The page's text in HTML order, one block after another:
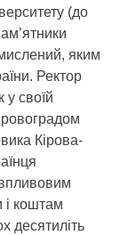
(до
яким
Ректор
у своїй
Кірова-
і коштам
десятиліть